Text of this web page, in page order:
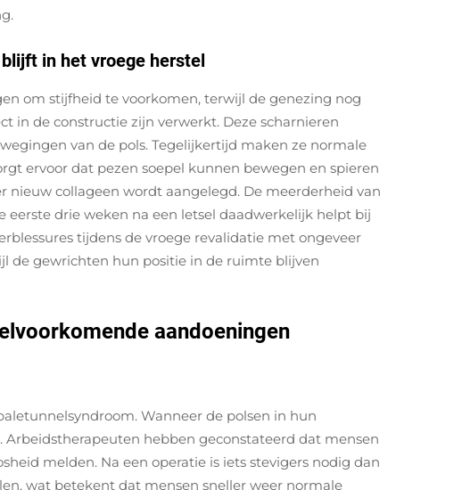
in het vroege herstel
om stijfheid te voorkomen, terwijl de genezing nog
in de constructie zijn verwerkt. Deze scharnieren
van de pols. Tegelijkertijd maken ze normale
ervoor dat pezen soepel kunnen bewegen en spieren
collageen wordt aangelegd. De meerderheid van
eerste drie weken na een letsel daadwerkelijk helpt bij
tijdens de vroege revalidatie met ongeveer
de gewrichten hun positie in de ruimte blijven
aandoeningen
Wanneer de polsen in hun
hebben geconstateerd dat mensen
melden. Na een operatie is iets stevigers nodig dan
wat betekent dat mensen sneller weer normale